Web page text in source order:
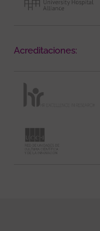
Acreditaciones: